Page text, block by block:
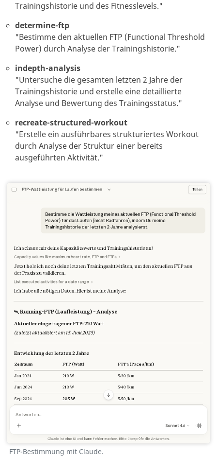
Trainingshistorie und des Fitnesslevels."
determine-ftp
"Bestimme den aktuellen FTP (Functional Threshold
Power) durch Analyse der Trainingshistorie."
indepth-analysis
"Untersuche die gesamten letzten 2 Jahre der
Trainingshistorie und erstelle eine detaillierte
Analyse und Bewertung des Trainingsstatus."
recreate-structured-workout
"Erstelle ein ausführbares strukturiertes Workout
durch Analyse der Struktur einer bereits
ausgeführten Aktivität."
FTP-Bestimmung mit Claude.